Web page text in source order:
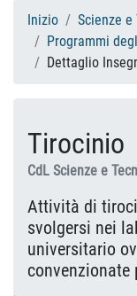
Inizio
Scienze
Programmi
Dettaglio
Tirocinio
CdL Scienze e
Attività di
svolgersi nei
universitario